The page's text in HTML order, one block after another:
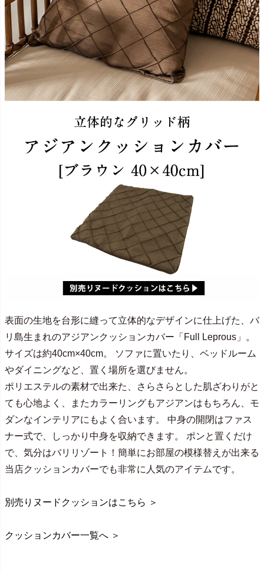
表面の生地を台形に縫って立体的なデザインに仕上げた、バ
リ島生まれのアジアンクッションカバー「Full Leprous」。
サイズは約40cm×40cm。 ソファに置いたり、ベッドルーム
やダイニングなど、置く場所を選びません。
ポリエステルの素材で出来た、さらさらとした肌ざわりがと
ても心地よく、またカラーリングもアジアンはもちろん、モ
ダンなインテリアにもよく合います。 中身の開閉はファス
ナー式で、しっかり中身を収納できます。 ポンと置くだけ
で、気分はバリリゾート！簡単にお部屋の模様替えが出来る
当店クッションカバーでも非常に人気のアイテムです。
別売りヌードクッションはこちら ＞
クッションカバー一覧へ ＞